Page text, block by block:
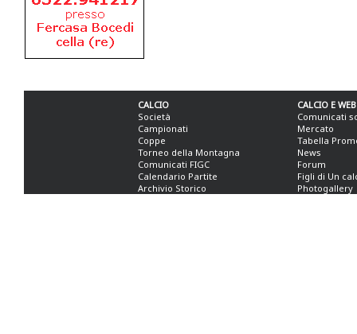
CALCIO
Società
Campionati
Coppe
Torneo della Montagna
Comunicati FIGC
Calendario Partite
Archivio Storico
CALCIO E WEB
Comunicati
Mercato
Tabella
News
Forum
Figli di Un
Photogallery